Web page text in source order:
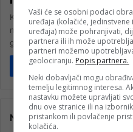
Kompanija “Google” od 1.
naloge, što znači sve naloge
godine. To…
Pročitaj više
Najčitanije
Vaši će se osobni podaci
uređaja (kolačiće,
uređaja) može pohranjivati,
partnera ili ih može
partneri možemo
geolociranju. Popis partnera.
Neki dobavljači mogu
temelju legitimnog interesa.
nastavku možete upravljati
dnu ove stranice ili na
pristankom ili povlačenje
kolačića.